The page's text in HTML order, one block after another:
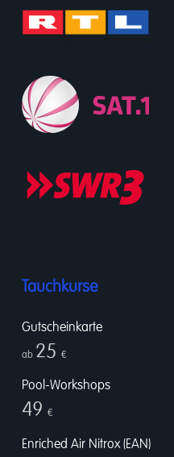
Tauchkurse
Gutscheinkarte
ab 25 €
Pool-Workshops
49 €
Enriched Air Nitrox (EAN)